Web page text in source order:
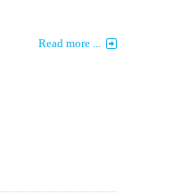
Read more ...